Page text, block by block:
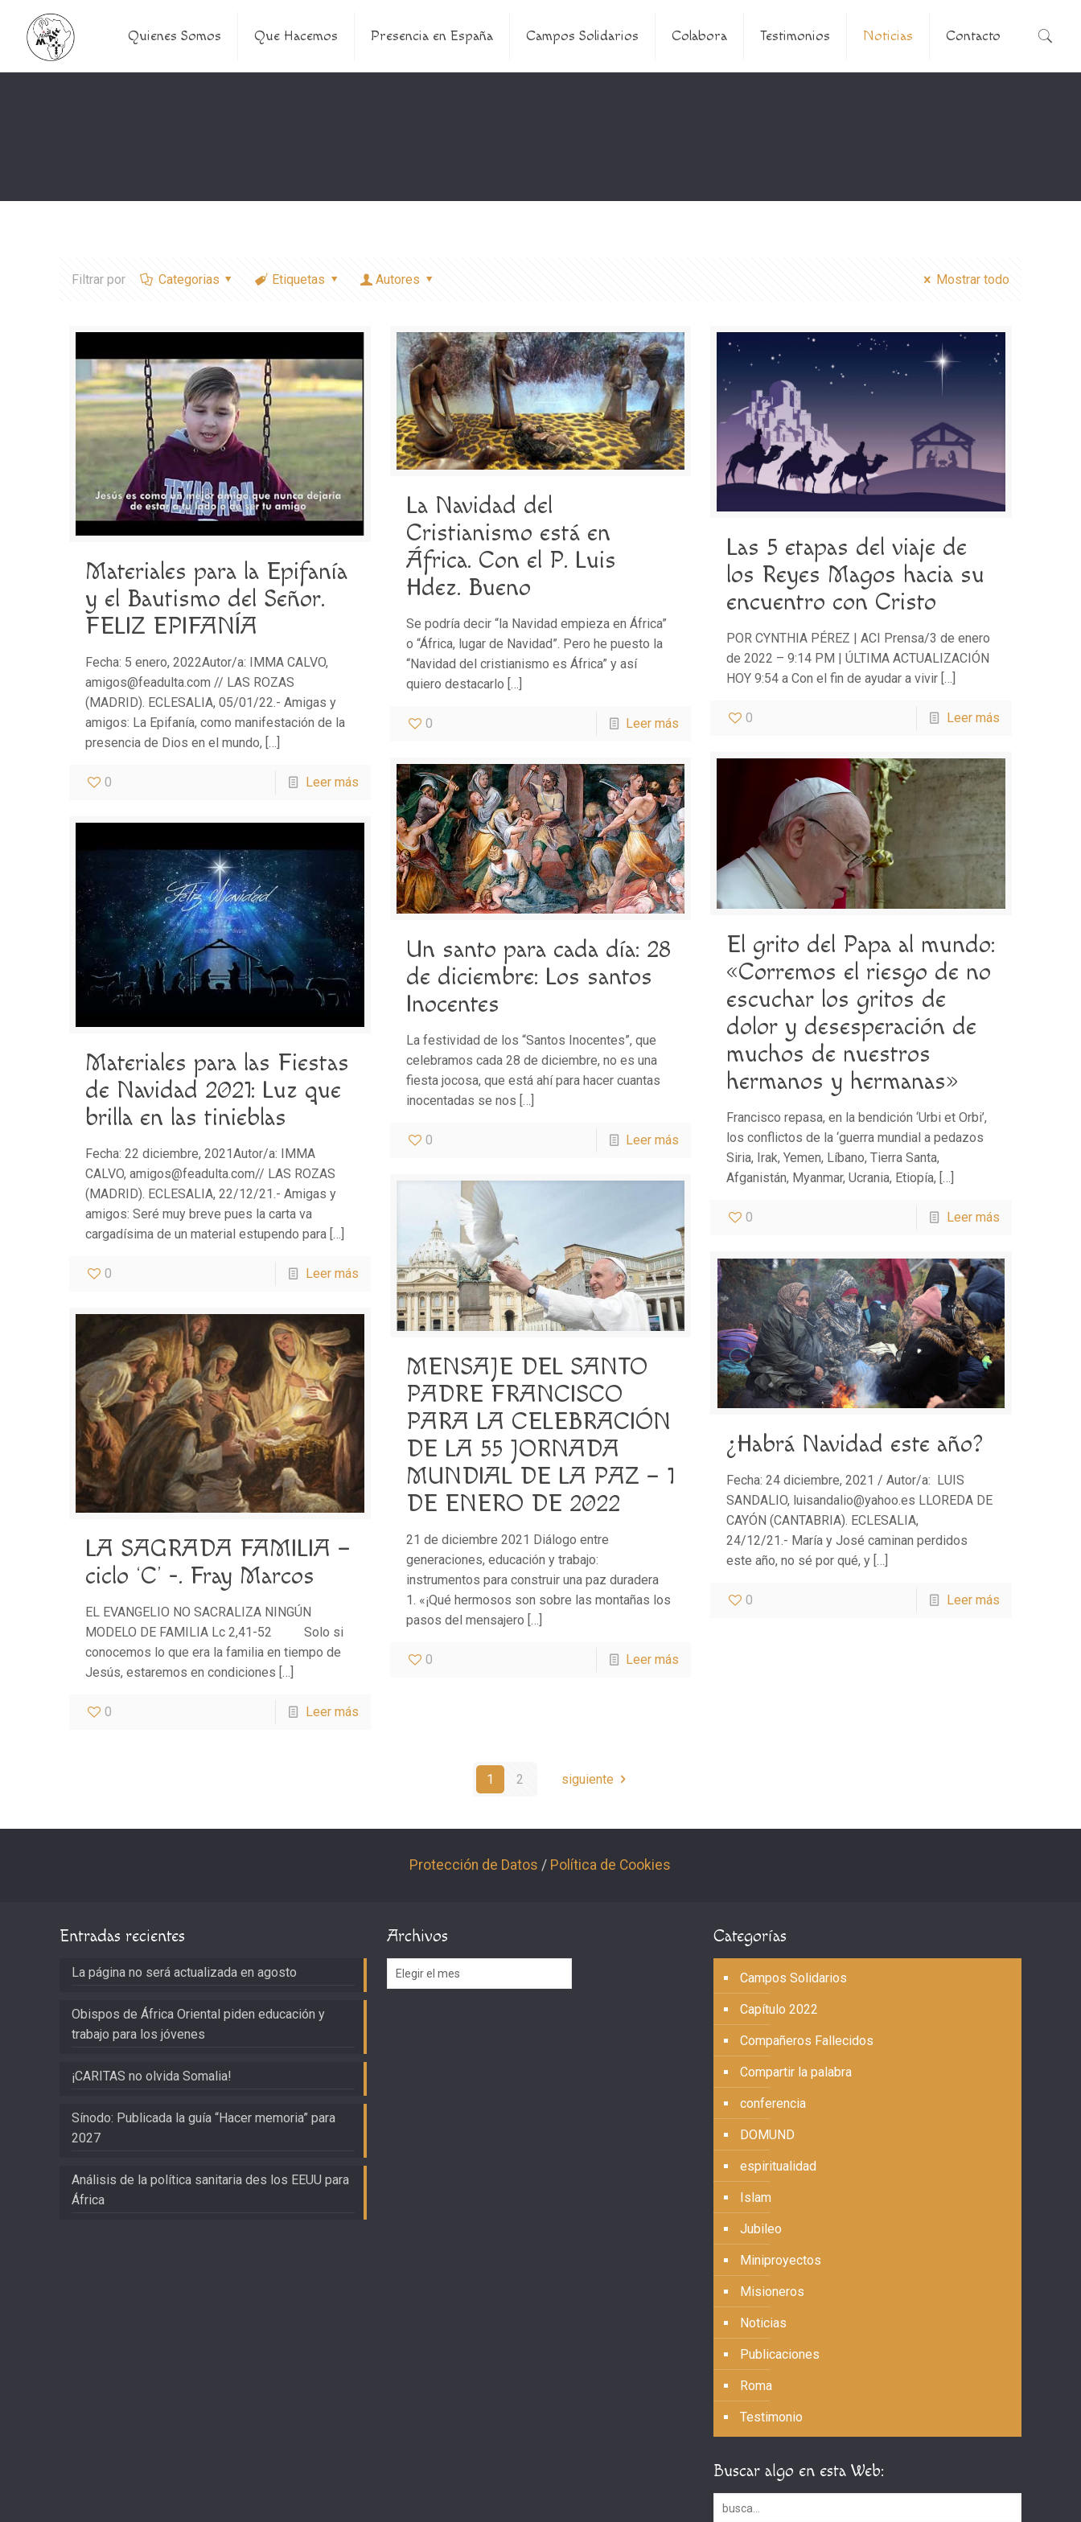
Quienes Somos Que Hacemos Presencia en España Campos Solidarios Colabora Testimonios Noticias Contacto
Filtrar por Categorias Etiquetas Autores Mostrar todo
Materiales para la Epifanía
y el Bautismo del Señor.
FELIZ EPIFANÍA
Fecha: 5 enero, 2022Autor/a: IMMA CALVO,
amigos@feadulta.com // LAS ROZAS
(MADRID). ECLESALIA, 05/01/22.- Amigas y
amigos: La Epifanía, como manifestación de la
presencia de Dios en el mundo, […]
0 Leer más
La Navidad del
Cristianismo está en
África. Con el P. Luis
Hdez. Bueno
Se podría decir “la Navidad empieza en África”
o “África, lugar de Navidad”. Pero he puesto la
“Navidad del cristianismo es África” y así
quiero destacarlo […]
0 Leer más
Las 5 etapas del viaje de
los Reyes Magos hacia su
encuentro con Cristo
POR CYNTHIA PÉREZ | ACI Prensa/3 de enero
de 2022 – 9:14 PM | ÚLTIMA ACTUALIZACIÓN
HOY 9:54 a Con el fin de ayudar a vivir […]
0 Leer más
El grito del Papa al mundo:
«Corremos el riesgo de no
escuchar los gritos de
dolor y desesperación de
muchos de nuestros
hermanos y hermanas»
Francisco repasa, en la bendición ‘Urbi et Orbi’,
los conflictos de la ‘guerra mundial a pedazos
Siria, Irak, Yemen, Líbano, Tierra Santa,
Afganistán, Myanmar, Ucrania, Etiopía, […]
0 Leer más
Un santo para cada día: 28
de diciembre: Los santos
Inocentes
La festividad de los “Santos Inocentes”, que
celebramos cada 28 de diciembre, no es una
fiesta jocosa, que está ahí para hacer cuantas
inocentadas se nos […]
0 Leer más
Materiales para las Fiestas
de Navidad 2021: Luz que
brilla en las tinieblas
Fecha: 22 diciembre, 2021Autor/a: IMMA
CALVO, amigos@feadulta.com// LAS ROZAS
(MADRID). ECLESALIA, 22/12/21.- Amigas y
amigos: Seré muy breve pues la carta va
cargadísima de un material estupendo para […]
0 Leer más
MENSAJE DEL SANTO
PADRE FRANCISCO
PARA LA CELEBRACIÓN
DE LA 55 JORNADA
MUNDIAL DE LA PAZ – 1
DE ENERO DE 2022
21 de diciembre 2021 Diálogo entre
generaciones, educación y trabajo:
instrumentos para construir una paz duradera
1. «¡Qué hermosos son sobre las montañas los
pasos del mensajero […]
0 Leer más
¿Habrá Navidad este año?
Fecha: 24 diciembre, 2021 / Autor/a: LUIS
SANDALIO, luisandalio@yahoo.es LLOREDA DE
CAYÓN (CANTABRIA). ECLESALIA,
24/12/21.- María y José caminan perdidos
este año, no sé por qué, y […]
0 Leer más
LA SAGRADA FAMILIA –
ciclo ‘C’ -. Fray Marcos
EL EVANGELIO NO SACRALIZA NINGÚN
MODELO DE FAMILIA Lc 2,41-52 Solo si
conocemos lo que era la familia en tiempo de
Jesús, estaremos en condiciones […]
0 Leer más
1 2 siguiente
Protección de Datos / Política de Cookies
Entradas recientes
La página no será actualizada en agosto
Obispos de África Oriental piden educación y
trabajo para los jóvenes
¡CARITAS no olvida Somalia!
Sínodo: Publicada la guía “Hacer memoria” para
2027
Análisis de la política sanitaria des los EEUU para
África
Archivos
Archivos
Categorías
Campos Solidarios
Capítulo 2022
Compañeros Fallecidos
Compartir la palabra
conferencia
DOMUND
espiritualidad
Islam
Jubileo
Miniproyectos
Misioneros
Noticias
Publicaciones
Roma
Testimonio
Buscar algo en esta Web: